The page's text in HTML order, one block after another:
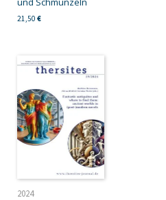
21,50 €
2024